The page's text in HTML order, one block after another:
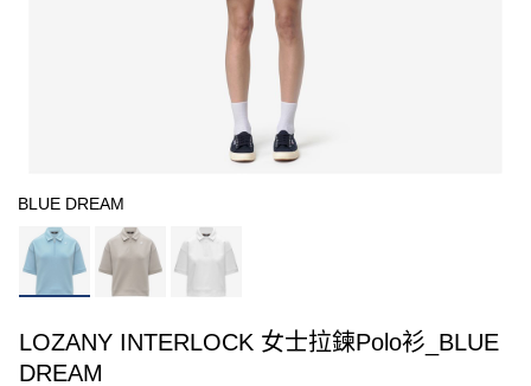
BLUE DREAM
LOZANY INTERLOCK 女士拉鍊Polo衫_BLUE
DREAM